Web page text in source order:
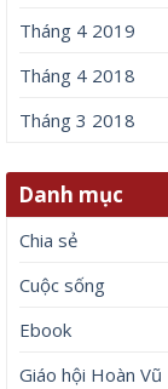
Tháng 4 2019
Tháng 4 2018
Tháng 3 2018
Danh mục
Chia sẻ
Cuộc sống
Ebook
Giáo hội Hoàn Vũ